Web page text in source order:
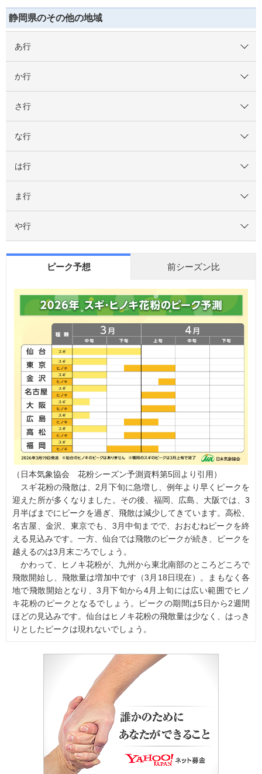
静岡県のその他の地域
あ行
か行
さ行
な行
は行
ま行
や行
ピーク予想 前シーズン比
（日本気象協会 花粉シーズン予測資料第5回より引用）
スギ花粉の飛散は、2月下旬に急増し、例年より早くピークを
迎えた所が多くなりました。その後、福岡、広島、大阪では、3
月半ばまでにピークを過ぎ、飛散は減少してきています。高松、
名古屋、金沢、東京でも、3月中旬までで、おおむねピークを終
える見込みです。一方、仙台では飛散のピークが続き、ピークを
越えるのは3月末ごろでしょう。
かわって、ヒノキ花粉が、九州から東北南部のところどころで
飛散開始し、飛散量は増加中です（3月18日現在）。まもなく各
地で飛散開始となり、3月下旬から4月上旬には広い範囲でヒノ
キ花粉のピークとなるでしょう。ピークの期間は5日から2週間
ほどの見込みです。仙台はヒノキ花粉の飛散量は少なく、はっき
りとしたピークは現れないでしょう。